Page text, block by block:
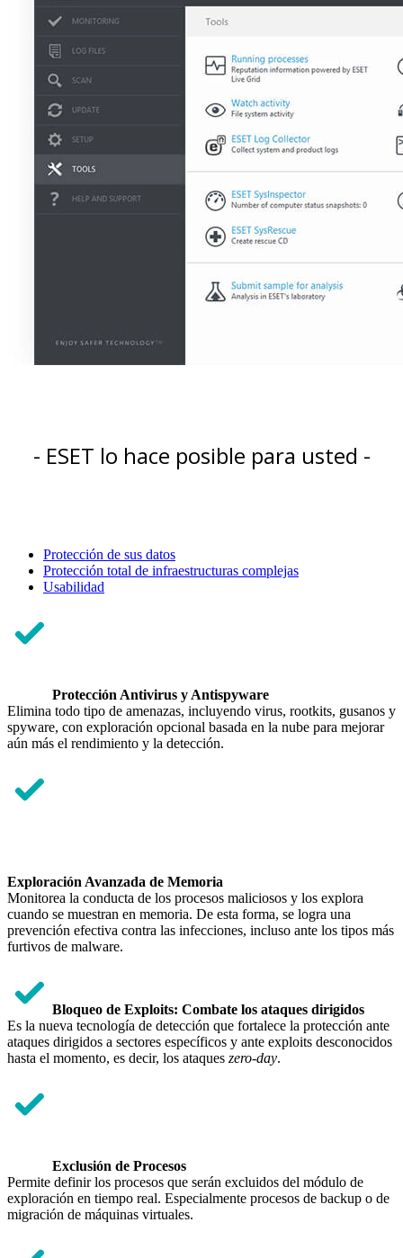
- ESET lo hace posible para usted -
Protección de sus datos
Protección total de infraestructuras complejas
Usabilidad
Protección Antivirus y Antispyware
Elimina todo tipo de amenazas, incluyendo virus, rootkits, gusanos y
spyware, con exploración opcional basada en la nube para mejorar
aún más el rendimiento y la detección.
Exploración Avanzada de Memoria
Monitorea la conducta de los procesos maliciosos y los explora
cuando se muestran en memoria. De esta forma, se logra una
prevención efectiva contra las infecciones, incluso ante los tipos más
furtivos de malware.
Bloqueo de Exploits: Combate los ataques dirigidos
Es la nueva tecnología de detección que fortalece la protección ante
ataques dirigidos a sectores específicos y ante exploits desconocidos
hasta el momento, es decir, los ataques zero-day.
Exclusión de Procesos
Permite definir los procesos que serán excluidos del módulo de
exploración en tiempo real. Especialmente procesos de backup o de
migración de máquinas virtuales.